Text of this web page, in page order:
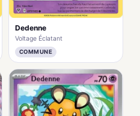
Dedenne
Voltage Éclatant
COMMUNE